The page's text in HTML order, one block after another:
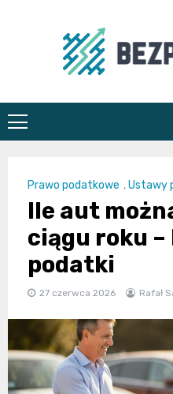
Prawo podatkowe ,Ustawy
Ile aut
ciągu roku
podatki
27 czerwca 2026 Rafał